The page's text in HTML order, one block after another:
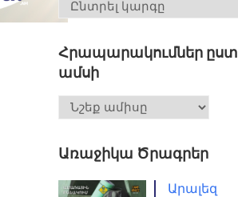
Հրապարակումներ ըստ
ամսի
Առաջիկա Ծրագրեր
Արալեզ